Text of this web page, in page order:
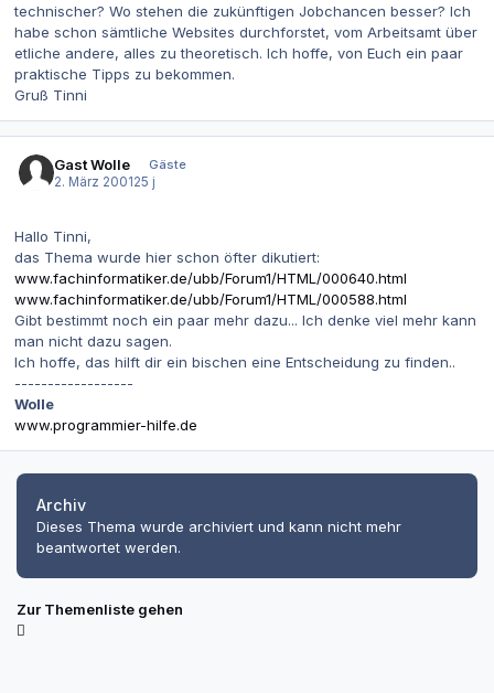
technischer? Wo stehen die zukünftigen Jobchancen besser? Ich
habe schon sämtliche Websites durchforstet, vom Arbeitsamt über
etliche andere, alles zu theoretisch. Ich hoffe, von Euch ein paar
praktische Tipps zu bekommen.
Gruß Tinni
Gast Wolle
Gäste
2. März 200125 j
Hallo Tinni,
das Thema wurde hier schon öfter dikutiert:
www.fachinformatiker.de/ubb/Forum1/HTML/000640.html
www.fachinformatiker.de/ubb/Forum1/HTML/000588.html
Gibt bestimmt noch ein paar mehr dazu... Ich denke viel mehr kann
man nicht dazu sagen.
Ich hoffe, das hilft dir ein bischen eine Entscheidung zu finden..
------------------
Wolle
www.programmier-hilfe.de
Archiv
Dieses Thema wurde archiviert und kann nicht mehr
beantwortet werden.
Zur Themenliste gehen